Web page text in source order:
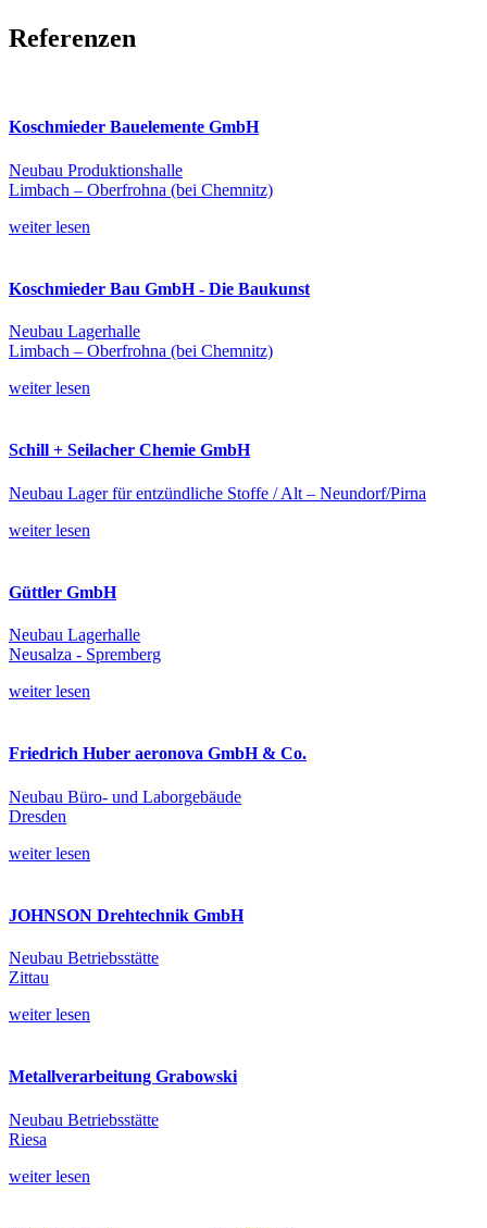
Referenzen
Koschmieder Bauelemente GmbH
Neubau Produktionshalle
Limbach – Oberfrohna (bei Chemnitz)
weiter lesen
Koschmieder Bau GmbH - Die Baukunst
Neubau Lagerhalle
Limbach – Oberfrohna (bei Chemnitz)
weiter lesen
Schill + Seilacher Chemie GmbH
Neubau Lager für entzündliche Stoffe / Alt – Neundorf/Pirna
weiter lesen
Güttler GmbH
Neubau Lagerhalle
Neusalza - Spremberg
weiter lesen
Friedrich Huber aeronova GmbH & Co.
Neubau Büro- und Laborgebäude
Dresden
weiter lesen
JOHNSON Drehtechnik GmbH
Neubau Betriebsstätte
Zittau
weiter lesen
Metallverarbeitung Grabowski
Neubau Betriebsstätte
Riesa
weiter lesen